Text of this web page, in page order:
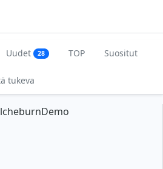
Uudet 28 TOP Suositut
tukeva